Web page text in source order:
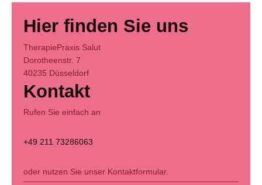
Hier finden Sie uns
TherapiePraxis Salut
Dorotheenstr. 7
40235 Düsseldorf
Kontakt
Rufen Sie einfach an
+49 211 73286063
oder nutzen Sie unser Kontaktformular.